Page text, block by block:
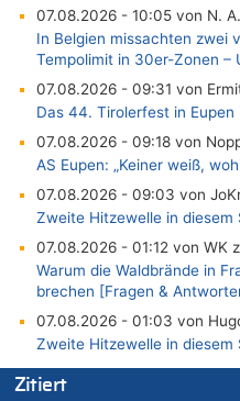
07.08.2026 - 10:05 von N.
In Belgien missachten zwei
Tempolimit in 30er-Zonen –
07.08.2026 - 09:31 von
Das 44. Tirolerfest in
07.08.2026 - 09:18 von
AS Eupen: „Keiner weiß,
07.08.2026 - 09:03 von
Zweite Hitzewelle in
07.08.2026 - 01:12 von WK
Warum die Waldbrände in
brechen [Fragen &
07.08.2026 - 01:03 von
Zweite Hitzewelle in
07.08.2026 - 00:50 von WK
Wie kam es zur Ceuta-Krise?
Zitiert